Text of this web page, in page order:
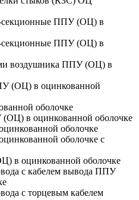
секционные ППУ (ОЦ) в
секционные ППУ (ОЦ) в
воздушника ППУ (ОЦ) в
(ОЦ) в оцинкованной
оболочке
в оцинкованной оболочке
оболочке
оболочке с
в оцинкованной оболочке
с кабелем вывода ППУ
с торцевым кабелем